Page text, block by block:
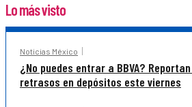
Lo más visto
Noticias México
¿No puedes entrar a BBVA?
retrasos en depósitos este viernes